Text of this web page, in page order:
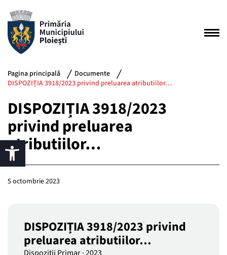
Pagina principală
Documente
DISPOZIȚIA 3918/2023 privind preluarea atributiilor…
DISPOZIȚIA 3918/2023
privind preluarea
atributiilor…
5 octombrie 2023
DISPOZIȚIA 3918/2023 privind
preluarea atributiilor…